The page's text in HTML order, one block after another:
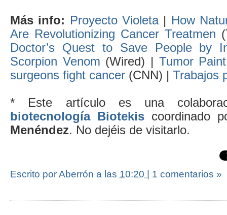
Más info: Proyecto Violeta| How
Are Revolutionizing Cancer Treatmen
Doctor’s Quest to Save People by
Scorpion Venom (Wired) | Tumor
surgeons fight cancer (CNN) | Trabajos
* Este artículo es una
biotecnología Biotekis coordinado
Menéndez. No dejéis de visitarlo.
Escrito por Aberrón a las 10:20 | 1 comentarios »